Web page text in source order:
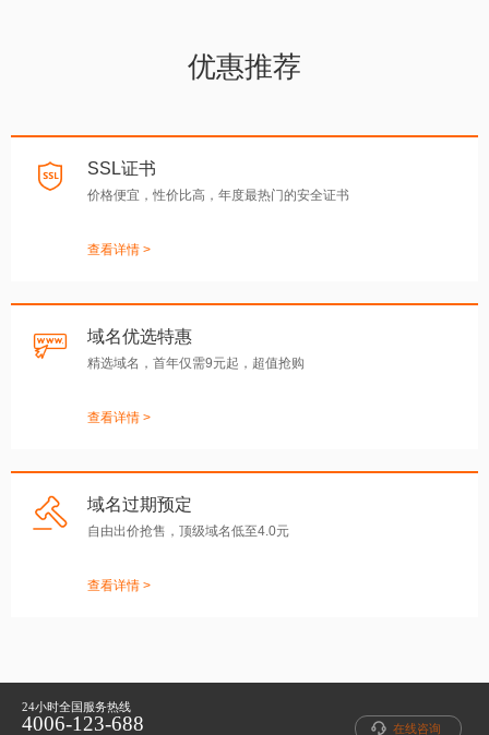
优惠推荐
SSL证书
价格便宜，性价比高，年度最热门的安全证书
查看详情 >
域名优选特惠
精选域名，首年仅需9元起，超值抢购
查看详情 >
域名过期预定
自由出价抢售，顶级域名低至4.0元
查看详情 >
24小时全国服务热线
4006-123-688 在线咨询